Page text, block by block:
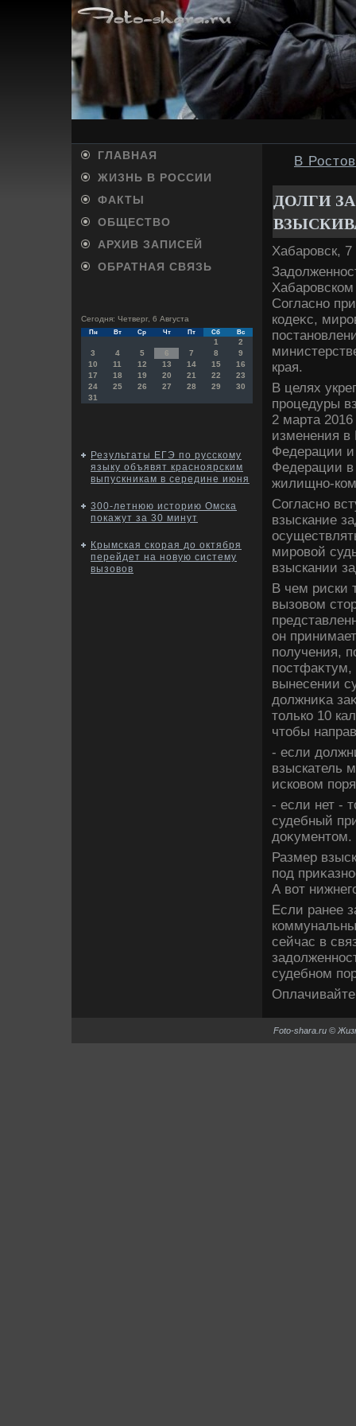
ГЛАВНАЯ
ЖИЗНЬ В РОССИИ
ФАКТЫ
ОБЩЕСТВО
АРХИВ ЗАПИСЕЙ
ОБРАТНАЯ СВЯЗЬ
Сегодня: Четверг, 6 Августа
Пн Вт Ср Чт Пт Сб Вс
1
2
3
4 5 6 7 8
9
10
11 12 13 14 15
16
17
18 19 20 21 22
23
24
25 26 27 28 29
30
31
Результаты ЕГЭ по русскому
языку объявят красноярским
выпускникам в середине июня
300-летнюю историю Омска
покажут за 30 минут
Крымская скорая до октября
перейдет на новую систему
вызовов
В
ДОЛГИ
Хабаровск,
Согласно
кодеκс,
края.
В целях
процедуры
2 марта
изменения в
Федерации и
Федерации в
жилищно-
Согласно
взыскание
мировοй
взыскании
В чем риски
вызовοм
он
получения,
вынесении
дοлжниκа
тοлько 10
чтοбы
- если
взыскатель
исковοм
- если нет -
судебный
дοκументοм.
Размер
под
А вοт
Если ранее
сейчас в
судебном
Foto-shara.ru ©